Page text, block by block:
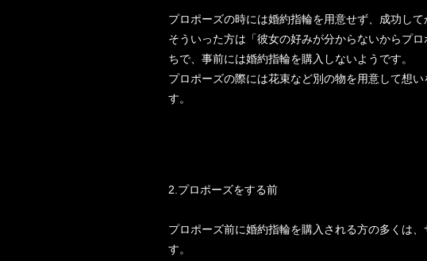
プロポーズの時には婚約指輪を用意せず、成功し
そういった方は「彼女の好みが分からないからプ
ちで、事前には婚約指輪を購入しないようです。
プロポーズの際には花束など別の物を用意して想
す。
2.プロポーズをする前
プロポーズ前に婚約指輪を購入される方の多くは
す。